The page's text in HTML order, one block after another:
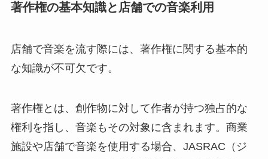
著作権の基本知識と店舗での音楽利用
店舗で音楽を流す際には、著作権に関する基本的
な知識が不可欠です。
著作権とは、創作物に対して作者が持つ独占的な
権利を指し、音楽もその対象に含まれます。商業
施設や店舗で音楽を使用する場合、JASRAC（ジ